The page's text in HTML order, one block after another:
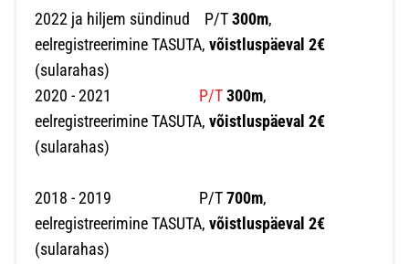
2022 ja hiljem sündinud P/T300m,
eelregistreerimine TASUTA, võistluspäeval 2€
(sularahas)
2020 - 2021 P/T300m,
eelregistreerimine TASUTA, võistluspäeval 2€
(sularahas)
2018 - 2019 P/T700m,
eelregistreerimine TASUTA, võistluspäeval 2€
(sularahas)